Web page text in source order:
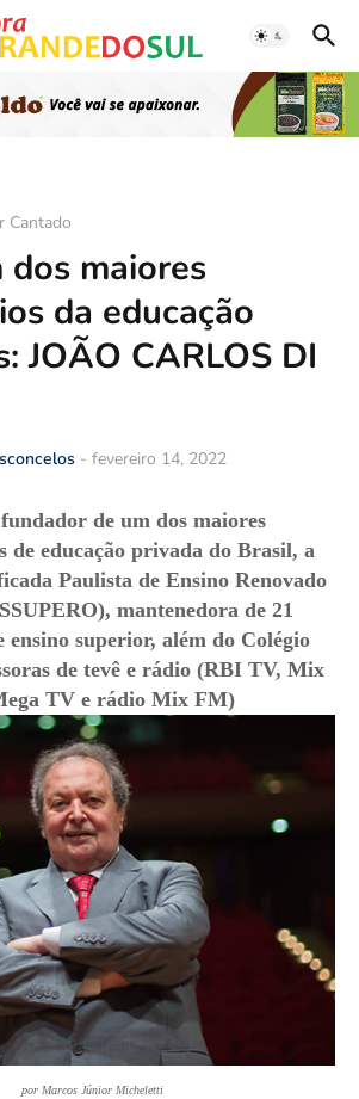
Cantado
dos maiores
da educação
JOÃO CARLOS DI
- fevereiro 14, 2022
de um dos maiores
de educação privada do Brasil, a
Paulista de Ensino Renovado
mantenedora de 21
ensino superior, além do Colégio
de tevê e rádio (RBI TV, Mix
TV e rádio Mix FM)
por Marcos Júnior Micheletti